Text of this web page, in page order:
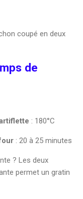
coupé en deux
de
: 180°C
: 20 à 25 minutes
? Les deux
permet un gratin